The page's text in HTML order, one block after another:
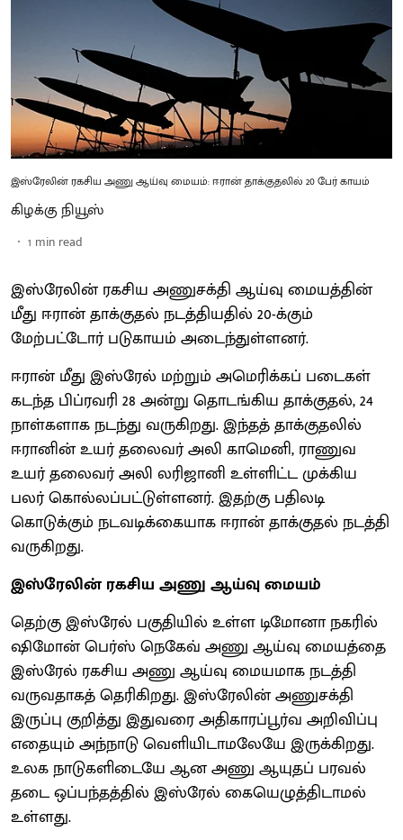
இஸ்ரேலின் ரகசிய அணு ஆய்வு மையம்: ஈரான் தாக்குதலில் 20 பேர் காயம்
கிழக்கு நியூஸ்
1 min read
இஸ்ரேலின் ரகசிய அணுசக்தி ஆய்வு மையத்தின்
மீது ஈரான் தாக்குதல் நடத்தியதில் 20-க்கும்
மேற்பட்டோர் படுகாயம் அடைந்துள்ளனர்.
ஈரான் மீது இஸ்ரேல் மற்றும் அமெரிக்கப் படைகள்
கடந்த பிப்ரவரி 28 அன்று தொடங்கிய தாக்குதல், 24
நாள்களாக நடந்து வருகிறது. இந்தத் தாக்குதலில்
ஈரானின் உயர் தலைவர் அலி காமெனி, ராணுவ
உயர் தலைவர் அலி லரிஜானி உள்ளிட்ட முக்கிய
பலர் கொல்லப்பட்டுள்ளனர். இதற்கு பதிலடி
கொடுக்கும் நடவடிக்கையாக ஈரான் தாக்குதல் நடத்தி
வருகிறது.
இஸ்ரேலின் ரகசிய அணு ஆய்வு மையம்
தெற்கு இஸ்ரேல் பகுதியில் உள்ள டிமோனா நகரில்
ஷிமோன் பெர்ஸ் நெகேவ் அணு ஆய்வு மையத்தை
இஸ்ரேல் ரகசிய அணு ஆய்வு மையமாக நடத்தி
வருவதாகத் தெரிகிறது. இஸ்ரேலின் அணுசக்தி
இருப்பு குறித்து இதுவரை அதிகாரப்பூர்வ அறிவிப்பு
எதையும் அந்நாடு வெளியிடாமலேயே இருக்கிறது.
உலக நாடுகளிடையே ஆன அணு ஆயுதப் பரவல்
தடை ஒப்பந்தத்தில் இஸ்ரேல் கையெழுத்திடாமல்
உள்ளது.